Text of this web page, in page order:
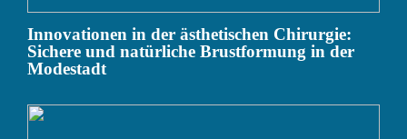
Innovationen in der ästhetischen Chirurgie:
Sichere und natürliche Brustformung in der
Modestadt